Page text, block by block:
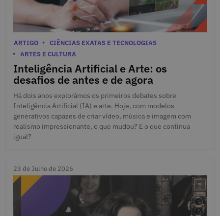
Inteligência Artificial e Arte: os
desafios de antes e de agora
27 de Julho de 2026
Categorias
ARTIGO
CIÊNCIAS EXATAS E TECNOLOGIAS
ARTES E CULTURA
Há dois anos explorámos os primeiros debates sobre
Inteligência Artificial (IA) e arte. Hoje, com modelos
generativos capazes de criar vídeo, música e imagem com
realismo impressionante, o que mudou? E o que continua
igual?
23 de Julho de 2026